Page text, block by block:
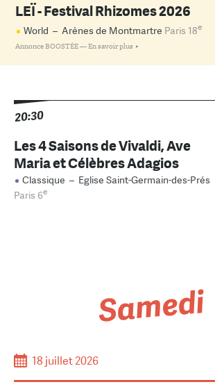
LEÏ - Festival Rhizomes 2026
World – Arènes de Montmartre Paris 18e
Annonce BOOSTÉE —En savoir plus
20:30
Les 4 Saisons de Vivaldi, Ave
Maria et Célèbres Adagios
Classique – Eglise Saint-Germain-des-Prés
Paris 6e
Samedi
18 juillet 2026